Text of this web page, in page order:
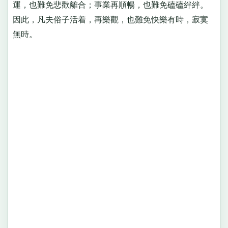
運，也難免悲歡離合；事業再順暢，也難免磕磕絆絆。
因此，凡夫俗子活着，再樂觀，也難免快樂有時，寂寞
無時。